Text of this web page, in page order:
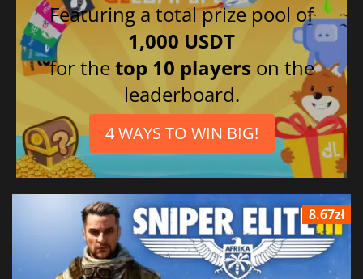
Featuring a total prize pool of
1,000 USDT
for thetop 10 players on the
leaderboard.
4 WAYS TO WIN BIG!
8.67zł